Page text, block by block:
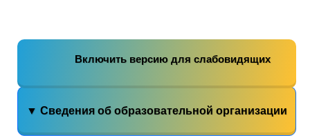
Включить версию для слабовидящих
▼ Сведения об образовательной организации